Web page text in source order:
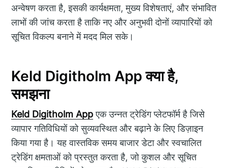
अन्वेषण करता है, इसकी कार्यक्षमता, मुख्य विशेषताएं, और संभावित
लाभों की जांच करता है ताकि नए और अनुभवी दोनों व्यापारियों को
सूचित विकल्प बनाने में मदद मिल सके।
Keld Digitholm App क्या है,
समझना
Keld Digitholm Appएक उन्नत ट्रेडिंग प्लेटफॉर्म है जिसे
व्यापार गतिविधियों को सुव्यवस्थित और बढ़ाने के लिए डिज़ाइन
किया गया है। यह वास्तविक समय बाजार डेटा और स्वचालित
ट्रेडिंग क्षमताओं को प्रस्तुत करता है, जो कुशल और सूचित